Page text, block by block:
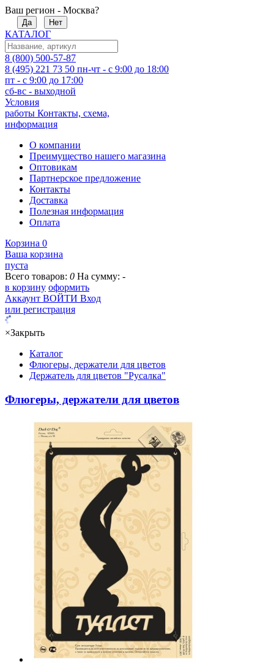
Ваш регион - Москва?
Да Нет
КАТАЛОГ
8 (800) 500-57-87
8 (495) 221 73 50 пн-чт - с 9:00 до 18:00
пт - с 9:00 до 17:00
сб-вс - выходной
Условия
работы Контакты, схема,
информация
О компании
Преимущество нашего магазина
Оптовикам
Партнерское предложение
Контакты
Доставка
Полезная информация
Оплата
Корзина 0
Ваша корзина
пуста
Всего товаров: 0 На сумму: -
в корзину оформить
Аккаунт ВОЙТИ Вход
или регистрация
×Закрыть
Каталог
Флюгеры, держатели для цветов
Держатель для цветов "Русалка"
Флюгеры, держатели для цветов